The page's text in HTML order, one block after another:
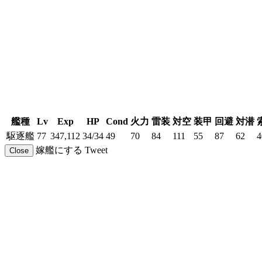
艦種 Lv Exp HP Cond 火力 雷装 対空 装甲 回避 対潜
駆逐艦 77 347,112 34/34 49 70 84 111 55 87 62
Close 嫁艦にする Tweet